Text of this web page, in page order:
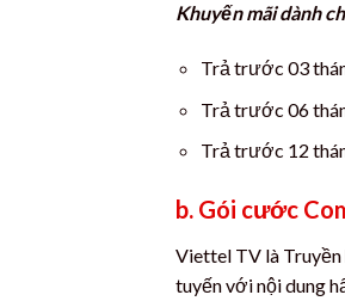
Khuyến mãi dành
Trả trước 03
Trả trước 06
Trả trước 12
b. Gói cước
Viettel TV là
tuyến với nội dung